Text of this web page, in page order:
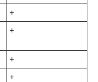
+
+
+
+